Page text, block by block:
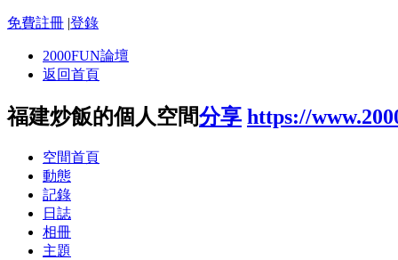
免費註冊 |登錄
2000FUN論壇
返回首頁
福建炒飯的個人空間分享 https://
空間首頁
動態
記錄
日誌
相冊
主題